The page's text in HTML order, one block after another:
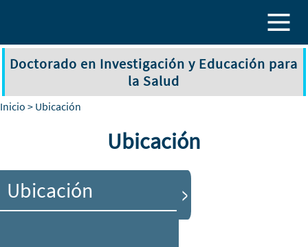
Doctorado en Investigación y Educación para
la Salud
Inicio > Ubicación
Ubicación
Ubicación >